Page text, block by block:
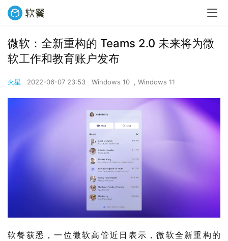
微软：全新重构的 Teams 2.0 未来将为微
软工作和教育账户发布
火星 2022-06-07 23:53 Windows 10 , Windows 11
软餐获悉，一位微软高管近日表示，微软全新重构的